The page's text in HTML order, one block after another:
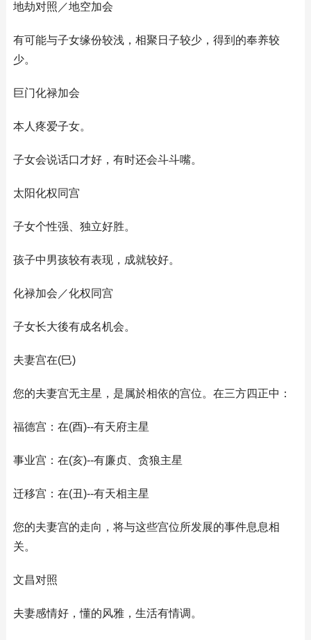
地劫对照／地空加会
有可能与子女缘份较浅，相聚日子较少，得到的奉养较
少。
巨门化禄加会
本人疼爱子女。
子女会说话口才好，有时还会斗斗嘴。
太阳化权同宫
子女个性强、独立好胜。
孩子中男孩较有表现，成就较好。
化禄加会／化权同宫
子女长大後有成名机会。
夫妻宫在(巳)
您的夫妻宫无主星，是属於相依的宫位。在三方四正中：
福德宫：在(酉)--有天府主星
事业宫：在(亥)--有廉贞、贪狼主星
迁移宫：在(丑)--有天相主星
您的夫妻宫的走向，将与这些宫位所发展的事件息息相
关。
文昌对照
夫妻感情好，懂的风雅，生活有情调。